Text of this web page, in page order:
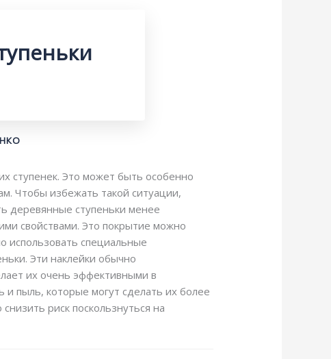
ступенек. Это может быть особенно
Чтобы избежать такой ситуации,
деревянные ступеньки менее
свойствами. Это покрытие можно
использовать специальные
Эти наклейки обычно
их очень эффективными в
и пыль, которые могут сделать их более
риск поскользнуться на